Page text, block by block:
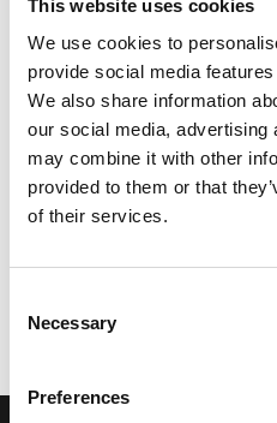
This website uses cookies
We use cookies to
provide social media
We also share information
our social media, advertising
may combine it with other
provided to them or that
of their services.
Selection
Necessary
Preferences